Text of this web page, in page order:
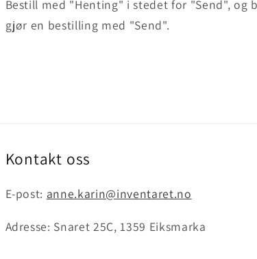
Bestill med "Henting" i stedet for "Send", og
gjør en bestilling med "Send".
Kontakt oss
E-post: anne.karin@inventaret.no
Adresse: Snaret 25C, 1359 Eiksmarka